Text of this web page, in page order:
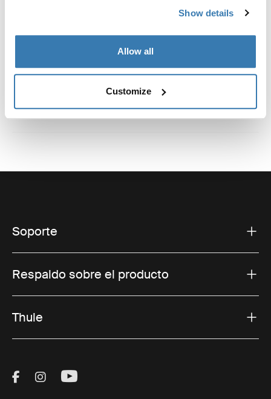
Show details
Allow all
Customize
Toggle guides and instructions
Soporte
Respaldo sobre el producto
Thule
Visit Thule on Facebook (external link)
Visit Thule on Instagram (external link)
Visit Thule on Youtube (external